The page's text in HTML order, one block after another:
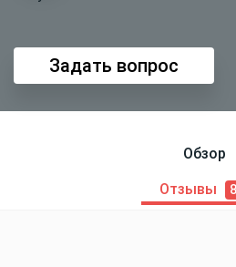
Задать вопрос
Обзор
Отзывы